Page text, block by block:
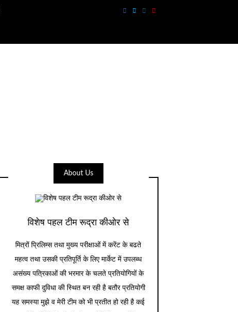
About Us
विशेष पहल टीम रूद्रा कीओर से
मित्रों प्रिलिम्स तथा मुख्य परीक्षाओं में करेंट के बढते
महत्व तथा उसकी प्रतिपूर्ति के लिए मार्केट में उपलब्ध
असंख्य पत्रिकाओं की भरमार के चलते प्रतियोगियों के
समक्ष काफी दुविधा की स्थित बन रही है बतौर प्रतियोगी
यह समस्या मुझे व मेरी टीम को भी प्रतीत हो रही है कई